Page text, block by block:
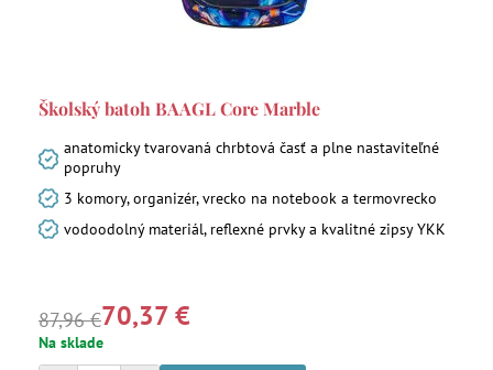
Školský batoh BAAGL Core Marble
anatomicky tvarovaná chrbtová časť a plne nastaviteľné
popruhy
3 komory, organizér, vrecko na notebook a termovrecko
vodoodolný materiál, reflexné prvky a kvalitné zipsy YKK
87,96 €70,37 €
Na sklade